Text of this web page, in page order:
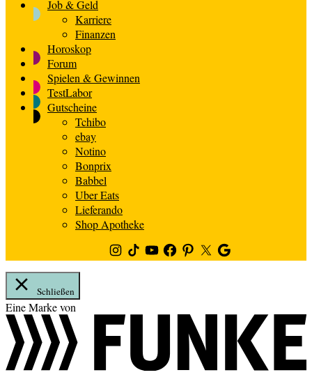
Job & Geld
Karriere
Finanzen
Horoskop
Forum
Spielen & Gewinnen
TestLabor
Gutscheine
Tchibo
ebay
Notino
Bonprix
Babbel
Uber Eats
Lieferando
Shop Apotheke
Instagram
TikTokYoutubeFacebook
PinterestTwitterGoogle
News
Schließen
Zum
Inhalt
springen
Eine Marke von